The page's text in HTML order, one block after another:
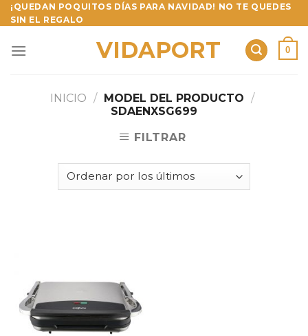
Skip
to
¡QUEDAN POQUITOS DÍAS PARA NAVIDAD! NO TE QUEDES
SIN EL REGALO
VIDAPORT 0
INICIO / MODEL DEL PRODUCTO /
SDAENXSG699
FILTRAR